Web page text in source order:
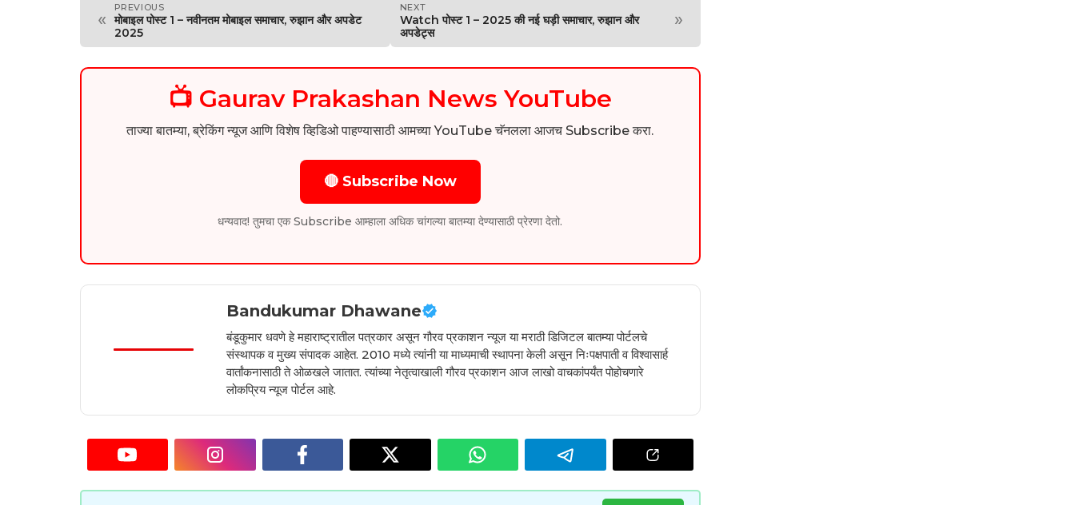
«
PREVIOUS
मोबाइल पोस्ट 1 – नवीनतम मोबाइल समाचार, रुझान और अपडेट
2025
NEXT
Watch पोस्ट 1 – 2025 की नई घड़ी समाचार, रुझान और
अपडेट्स
»
📺 Gaurav Prakashan News YouTube
ताज्या बातम्या, ब्रेकिंग न्यूज आणि विशेष व्हिडिओ पाहण्यासाठी आमच्या YouTube चॅनलला आजच Subscribe करा.
🔴 Subscribe Now
धन्यवाद! तुमचा एक Subscribe आम्हाला अधिक चांगल्या बातम्या देण्यासाठी प्रेरणा देतो.
Bandukumar Dhawane
बंडूकुमार धवणे हे महाराष्ट्रातील पत्रकार असून गौरव प्रकाशन न्यूज या मराठी डिजिटल बातम्या पोर्टलचे
संस्थापक व मुख्य संपादक आहेत. 2010 मध्ये त्यांनी या माध्यमाची स्थापना केली असून निःपक्षपाती व विश्वासार्ह
वार्तांकनासाठी ते ओळखले जातात. त्यांच्या नेतृत्वाखाली गौरव प्रकाशन आज लाखो वाचकांपर्यंत पोहोचणारे
लोकप्रिय न्यूज पोर्टल आहे.